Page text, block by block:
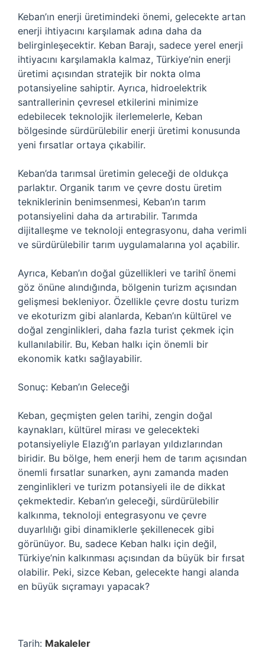
Keban’ın enerji üretimindeki önemi, gelecekte artan
enerji ihtiyacını karşılamak adına daha da
belirginleşecektir. Keban Barajı, sadece yerel enerji
ihtiyacını karşılamakla kalmaz, Türkiye’nin enerji
üretimi açısından stratejik bir nokta olma
potansiyeline sahiptir. Ayrıca, hidroelektrik
santrallerinin çevresel etkilerini minimize
edebilecek teknolojik ilerlemelerle, Keban
bölgesinde sürdürülebilir enerji üretimi konusunda
yeni fırsatlar ortaya çıkabilir.
Keban’da tarımsal üretimin geleceği de oldukça
parlaktır. Organik tarım ve çevre dostu üretim
tekniklerinin benimsenmesi, Keban’ın tarım
potansiyelini daha da artırabilir. Tarımda
dijitalleşme ve teknoloji entegrasyonu, daha verimli
ve sürdürülebilir tarım uygulamalarına yol açabilir.
Ayrıca, Keban’ın doğal güzellikleri ve tarihî önemi
göz önüne alındığında, bölgenin turizm açısından
gelişmesi bekleniyor. Özellikle çevre dostu turizm
ve ekoturizm gibi alanlarda, Keban’ın kültürel ve
doğal zenginlikleri, daha fazla turist çekmek için
kullanılabilir. Bu, Keban halkı için önemli bir
ekonomik katkı sağlayabilir.
Sonuç: Keban’ın Geleceği
Keban, geçmişten gelen tarihi, zengin doğal
kaynakları, kültürel mirası ve gelecekteki
potansiyeliyle Elazığ’ın parlayan yıldızlarından
biridir. Bu bölge, hem enerji hem de tarım açısından
önemli fırsatlar sunarken, aynı zamanda maden
zenginlikleri ve turizm potansiyeli ile de dikkat
çekmektedir. Keban’ın geleceği, sürdürülebilir
kalkınma, teknoloji entegrasyonu ve çevre
duyarlılığı gibi dinamiklerle şekillenecek gibi
görünüyor. Bu, sadece Keban halkı için değil,
Türkiye’nin kalkınması açısından da büyük bir fırsat
olabilir. Peki, sizce Keban, gelecekte hangi alanda
en büyük sıçramayı yapacak?
Tarih: Makaleler